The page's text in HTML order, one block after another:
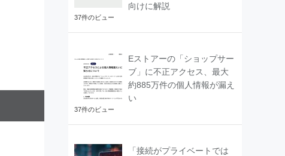
向けに解説
37件のビュー
Eストアーの「ショップサー
ブ」に不正アクセス、最大
約885万件の個人情報が漏え
い
37件のビュー
「接続がプライベートでは